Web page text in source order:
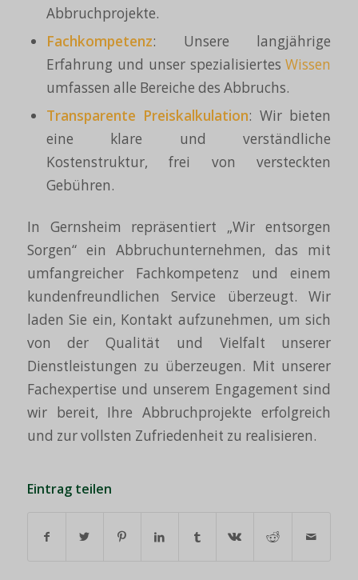
Abbruchprojekte.
Fachkompetenz: Unsere langjährige
Erfahrung und unser spezialisiertesWissen
umfassen alle Bereiche des Abbruchs.
Transparente Preiskalkulation: Wir bieten
eine klare und verständliche
Kostenstruktur, frei von versteckten
Gebühren.
In Gernsheim repräsentiert „Wir entsorgen
Sorgen“ ein Abbruchunternehmen, das mit
umfangreicher Fachkompetenz und einem
kundenfreundlichen Service überzeugt. Wir
laden Sie ein, Kontakt aufzunehmen, um sich
von der Qualität und Vielfalt unserer
Dienstleistungen zu überzeugen. Mit unserer
Fachexpertise und unserem Engagement sind
wir bereit, Ihre Abbruchprojekte erfolgreich
und zur vollsten Zufriedenheit zu realisieren.
Eintrag teilen